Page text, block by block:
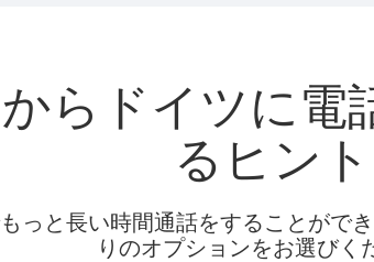
らドイツに電
るヒント
っと長い時間通話をすることがで
りのオプションをお選びく